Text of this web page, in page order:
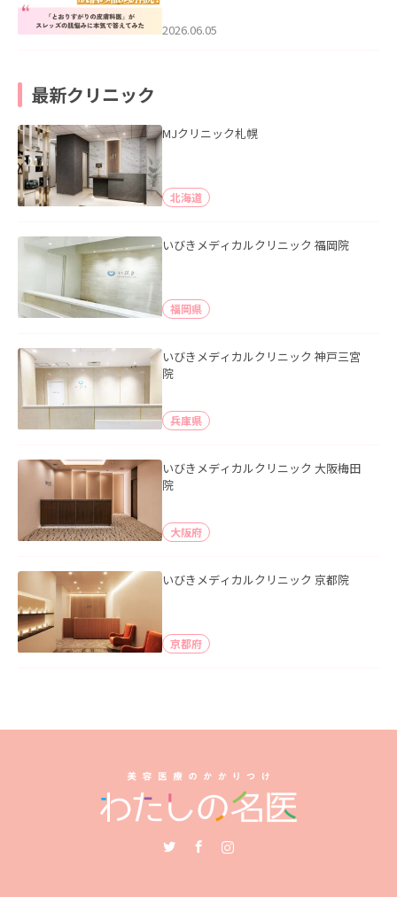
2026.06.05
最新クリニック
MJクリニック札幌
北海道
いびきメディカルクリニック 福岡院
福岡県
いびきメディカルクリニック 神戸三宮
院
兵庫県
いびきメディカルクリニック 大阪梅田
院
大阪府
いびきメディカルクリニック 京都院
京都府